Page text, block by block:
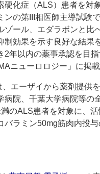
硬化症（ALS）患者を対
ンの第III相医師主導試験
ゾール、エダラボンと比
制効果を示す良好な結果
2年以内の薬事承認を目
ニューロロジー」に掲載
エーザイから薬剤提供
病院、千葉大学病院等の
のALS患者を対象に、
バラミン50mg筋肉内投